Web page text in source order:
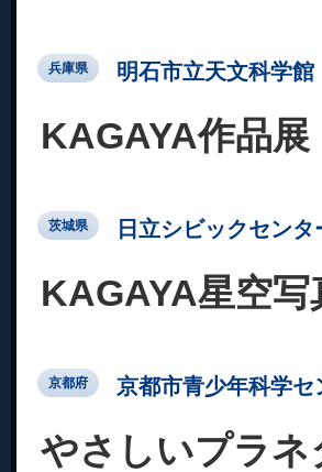
兵庫県 明石市立天文科学館
KAGAYA作品展
茨城県 日立シビックセンタ
KAGAYA星空写
京都府 京都市青少年科学セ
やさしいプラ